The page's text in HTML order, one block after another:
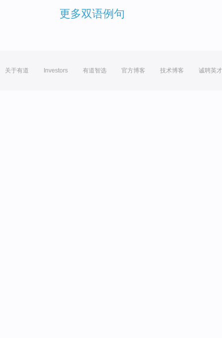
更多双语例句
关于有道 Investors 有道智选 官方博客 技术博客 诚聘英才